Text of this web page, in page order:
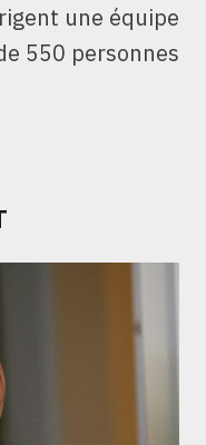
une équipe
550 personnes